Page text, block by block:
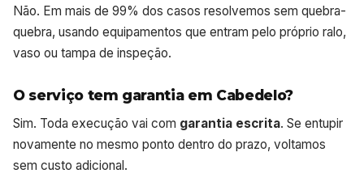
Não. Em mais de 99% dos casos resolvemos sem quebra-
quebra, usando equipamentos que entram pelo próprio ralo,
vaso ou tampa de inspeção.
O serviço tem garantia em Cabedelo?
Sim. Toda execução vai com garantia escrita. Se entupir
novamente no mesmo ponto dentro do prazo, voltamos
sem custo adicional.